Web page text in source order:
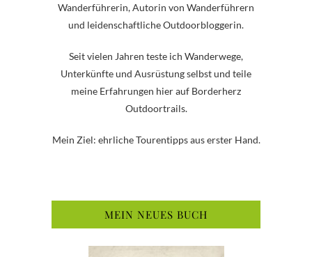
Wanderführerin, Autorin von Wanderführern
und leidenschaftliche Outdoorbloggerin.
Seit vielen Jahren teste ich Wanderwege,
Unterkünfte und Ausrüstung selbst und teile
meine Erfahrungen hier auf Borderherz
Outdoortrails.
Mein Ziel: ehrliche Tourentipps aus erster Hand.
MEIN NEUES BUCH